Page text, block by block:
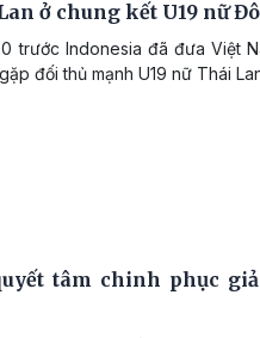
ở chung kết U19 nữ
trước Indonesia đã đưa Việt
đối thủ mạnh U19 nữ Thái
tâm chinh phục